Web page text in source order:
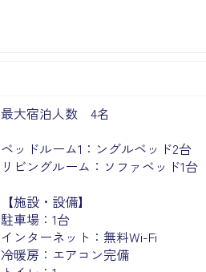
最大宿泊人数 4名
ベッドルーム1：ングルベッド2台
リビングルーム：ソファベッド1台
【施設・設備】
駐車場：1台
インターネット：無料Wi-Fi
冷暖房：エアコン完備